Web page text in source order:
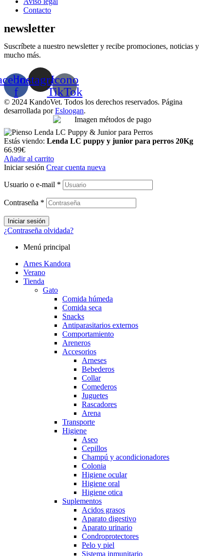
Contacto
newsletter
Suscríbete a nuestro newsletter y recibe promociones, noticias y
mucho más.
f
InstagramIcono
TikTok
© 2024 KandoVet. Todos los derechos reservados. Página
desarrollada porEsloogan.
Estás viendo: Lenda LC puppy y junior para perros 20Kg
66.99€
Añadir al carrito
Iniciar sesión Crear cuenta nueva
Usuario o e-mail *
Contraseña *
Iniciar sesión
¿Contraseña olvidada?
Menú principal
Arnes Kandora
Verano
Tienda
Gato
Comida húmeda
Comida seca
Snacks
Antiparasitarios externos
Comportamiento
Areneros
Accesorios
Arneses
Bebederos
Collar
Comederos
Juguetes
Rascadores
Arena
Transporte
Higiene
Aseo
Cepillos
Champú y acondicionadores
Colonia
Higiene ocular
Higiene oral
Higiene otica
Suplementos
Acidos grasos
Aparato digestivo
Aparato urinario
Condroprotectores
Pelo y piel
Sistema inmunitario